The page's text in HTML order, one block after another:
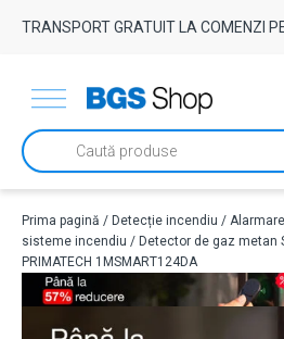
TRANSPORT GRATUIT LA COMENZI
Products
search
Prima pagină / Detecție incendiu /
sisteme incendiu / Detector de gaz metan
PRIMATECH 1MSMART124DA